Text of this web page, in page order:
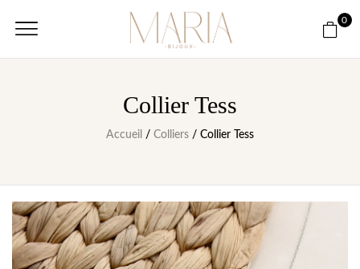
0
Collier Tess
Accueil / Colliers / Collier Tess